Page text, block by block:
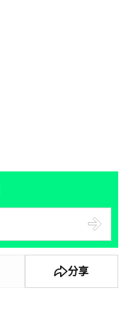
分享